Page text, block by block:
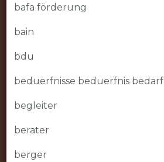
bafa förderung
bain
bdu
beduerfnisse beduerfnis bedarf
begleiter
berater
berger